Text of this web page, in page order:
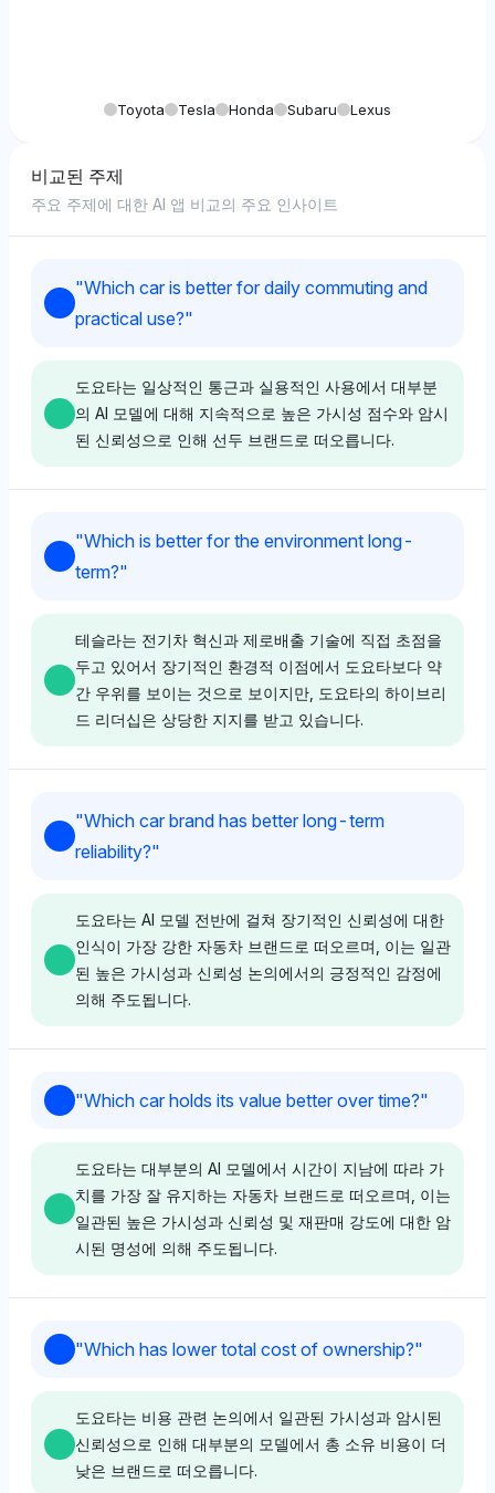
Toyota Tesla Honda Subaru Lexus
비교된 주제
주요 주제에 대한 AI 앱 비교의 주요 인사이트
"Which car is better for daily commuting and
practical use?"
도요타는 일상적인 통근과 실용적인 사용에서 대부분
의 AI 모델에 대해 지속적으로 높은 가시성 점수와 암시
된 신뢰성으로 인해 선두 브랜드로 떠오릅니다.
Grok은 도요타와 혼다를 약간 선호하며, 두 모델 모두
균형 잡힌 가시성에 집중합니다.
Gemini
은 긍정적이며 실용적인 통근 브랜드의 폭넓은 선택을 강
조합니다.
Chatgpt
ChatGPT는 도요타를 강하게 선호하며 10.1%의 가시성
점수를 부여하고, 혼다가 9.2%로 근소한 차이를 보이고
드들을 실용적인 사용을 위한 최고의 선택으로 강조합니
다.
Deepseek
Deepseek은 도요타, 혼다, 마쯔다를 각각 3.6%의 가시
성 점수로 선호하며, 이는 그들의 인식된 신뢰성과 일상
니다.
Perplexity
Perplexity는 도요타와 혼다를 각각 3.1%의 가시성 점수
로 동등하게 선호하며, 이는 통근 실용성을 위한 확립된
"Which is better for the environment long-
term?"
테슬라는 전기차 혁신과 제로배출 기술에 직접 초점을
두고 있어서 장기적인 환경적 이점에서 도요타보다 약
간 우위를 보이는 것으로 보이지만, 도요타의 하이브리
드 리더십은 상당한 지지를 받고 있습니다.
ChatGPT는 도요타와 테슬라 모두에 대해 동등한 가시성
점수 (2.8%)를 부여하며, 그들의 환경적 영향에 대한 중
와 같은 다양한 지속 가능성 인증을 언급하여 환경 평가
의 보다 폭넓은 맥락을 제시하고 있습니다. 톤은 중립적
이며 장기적인 환경적 이점에 대한 한 브랜드에 대한 편
애 없이 균형 잡힌 표현에 중점을 두고 있습니다.
Perplexity는 테슬라와 도요타를 각각 2.5%의 가시성
한 중립적인 감정을 반영합니다. 톤은 공정하며, 한 브랜
드를 다른 브랜드보다 선호하는 명시적인 이유 없이 가시
성 메트릭스에만 집중하고 있습니다.
Gemini
Gemini는 도요타와 테슬라에 각각 2.2%의 동일한 가시
성을 부여하며, 장기적인 환경적 영향에 대한 명확한 선
Ember와 같은 틈새 환경 단체를 포함함으로써 보다 폭넓
은 생태계 혁신에 대한 미세한 기울기를 암시하지만, 명
시적으로 한 브랜드를 다른 브랜드보다 우선시하지 않습
"Which car brand has better long-term
reliability?"
도요타는 AI 모델 전반에 걸쳐 장기적인 신뢰성에 대한
인식이 가장 강한 자동차 브랜드로 떠오르며, 이는 일관
된 높은 가시성과 신뢰성 논의에서의 긍정적인 감정에
의해 주도됩니다.
Grok은 도요타에 3.6%의 가시성 점수를 부여하며, 이는
측면에서 도요타에 대한 약한 선호를 나타내며 중립적에
서 긍정적인 감정 톤을 가지고 있습니다.
가시성 점수를 부여하여, 스바루와 혼다의 10.6% 보다
상당히 높은 수치로 사용자 논의 및 데이터 출처에 기반
Perplexity
"Which car holds its value better over time?"
도요타는 대부분의 AI 모델에서 시간이 지남에 따라 가
치를 가장 잘 유지하는 자동차 브랜드로 떠오르며, 이는
일관된 높은 가시성과 신뢰성 및 재판매 강도에 대한 암
시된 명성에 의해 주도됩니다.
Gemini는 도요타와 포르쉐를 각각 3.6%의 가시성 점수
미엄 브랜드 이미지와 관련된 강력한 명성 때문일 가능성
이 높습니다. 톤은 중립적이며 명시적인 감정 없이 가시
성 데이터에 초점을 맞춥니다.
"Which has lower total cost of ownership?"
도요타는 비용 관련 논의에서 일관된 가시성과 암시된
신뢰성으로 인해 대부분의 모델에서 총 소유 비용이 더
낮은 브랜드로 떠오릅니다.